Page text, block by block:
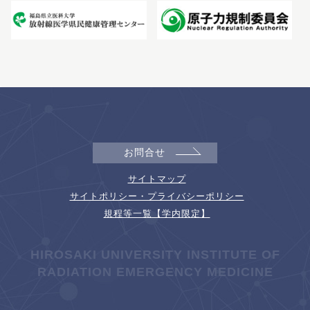
お問合せ
サイトマップ
サイトポリシー・プライバシーポリシー
規程等一覧【学内限定】
HIROSAKI UNIVERSITY INSTITUTE OF
RADIATION EMERGENCY MEDICINE